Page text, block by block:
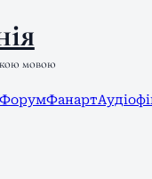
мовою
ФорумФанарт